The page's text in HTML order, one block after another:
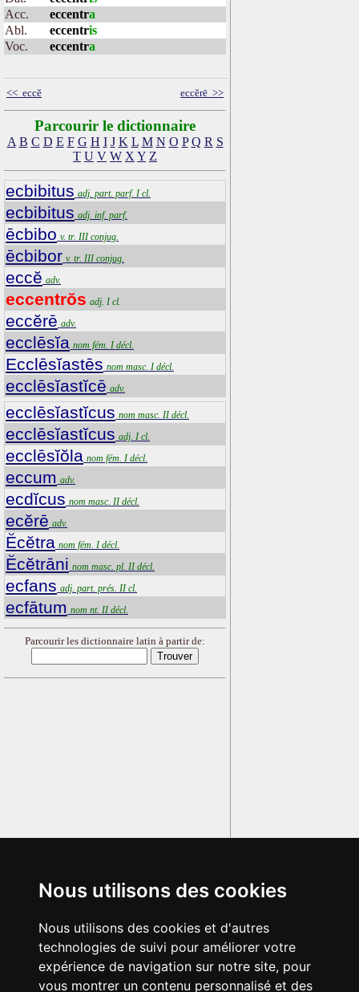
Nous utilisons des cookies
Nous utilisons des cookies et d'autres
technologies de suivi pour améliorer votre
expérience de navigation sur notre site, pour
vous montrer un contenu personnalisé et des
Acc.
eccentra
Abl.
eccentris
Voc.
eccentra
<< eccĕ eccĕrē >>
Parcourir le dictionnaire
A B C D E F G H I J K L M N O P Q R S
T U V W X Y Z
ecbibitus adj. part. parf. I cl.
ecbibitus adj. inf. parf.
ēcbibo v. tr. III conjug.
ēcbibor v. tr. III conjug.
eccĕ adv.
eccentrŏs adj. I cl.
eccĕrē adv.
ecclēsĭa nom fém. I décl.
Ecclēsĭastēs nom masc. I décl.
ecclēsĭastĭcē adv.
ecclēsĭastĭcus nom masc. II décl.
ecclēsĭastĭcus adj. I cl.
ecclēsĭŏla nom fém. I décl.
eccum adv.
ecdĭcus nom masc. II décl.
ecĕrē adv.
Ĕcĕtra nom fém. I décl.
Ĕcĕtrāni nom masc. pl. II décl.
ecfans adj. part. prés. II cl.
ecfātum nom nt. II décl.
Parcourir les dictionnaire latin à partir de: